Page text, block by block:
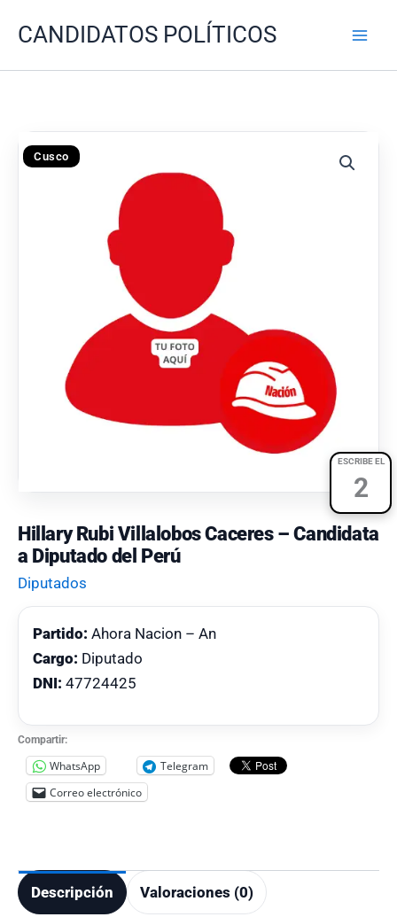
CANDIDATOS POLÍTICOS
ESCRIBE EL
2
Cusco
Hillary Rubi Villalobos Caceres – Candidata
a Diputado del Perú
Diputados
Partido: Ahora Nacion – An
Cargo: Diputado
DNI: 47724425
Compartir:
WhatsApp
Telegram
Correo electrónico
Descripción Valoraciones (0)